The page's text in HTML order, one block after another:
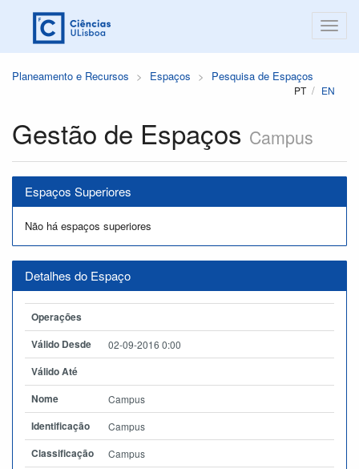
Planeamento e Recursos Espaços Pesquisa de Espaços
PT EN
Gestão de Espaços Campus
Espaços Superiores
Não há espaços superiores
Detalhes do Espaço
Operações
Válido Desde
02-09-2016 0:00
Válido Até
Nome
Campus
Identificação Campus
Classificação Campus